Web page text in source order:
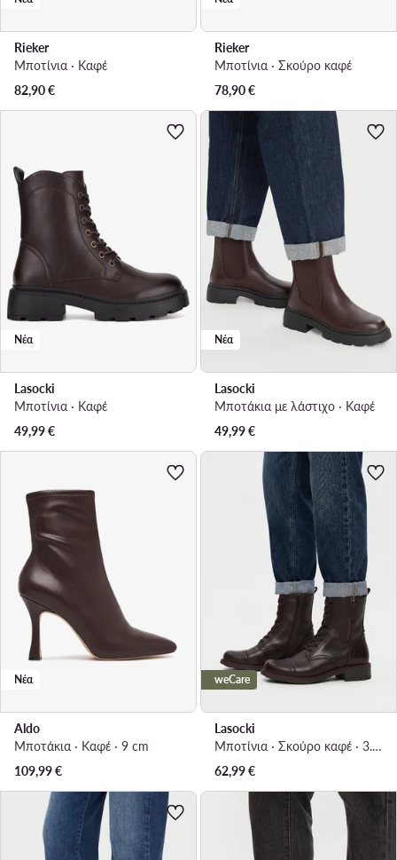
Rieker
Μποτίνια · Καφέ
82,90€
Rieker
Μποτίνια · Σκούρο καφέ
78,90€
Νέα
Lasocki
Μποτίνια · Καφέ
49,99€
Νέα
Lasocki
Μποτάκια με λάστιχο · Καφέ
49,99€
Νέα
Aldo
Μποτάκια · Καφέ · 9 cm
109,99€
weCare
Lasocki
Μποτίνια · Σκούρο καφέ · 3.5 cm
62,99€